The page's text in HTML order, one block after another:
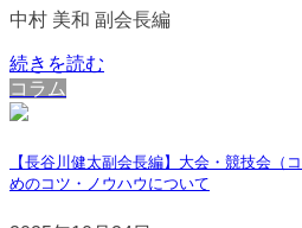
中村 美和 副会長編
続きを読む
コラム
【長谷川健太副会長編】大会・競技会（
めのコツ・ノウハウについて